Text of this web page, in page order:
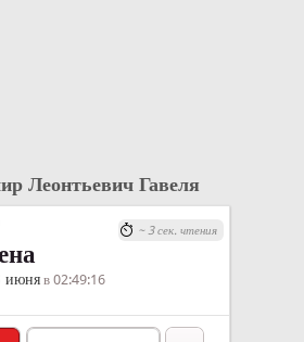
Леонтьевич Гавеля
июня в 02:49:16
~ 3 сек. чтения